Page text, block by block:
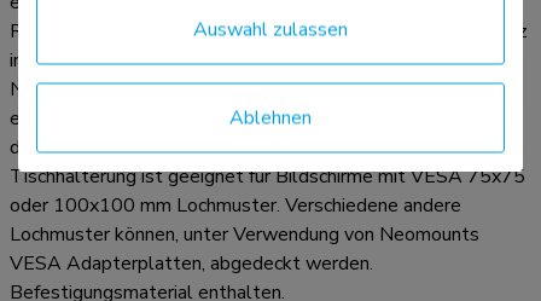
Rückenbeschwerden vermieden werden. Ideal für den Einsatz
in Büros und auf Theken oder in einem Empfangsbereich.
Neomounts NM-D135DBLACK hat drei Drehpunkten und
eignet sich für Bildschirme bis 27" (69 cm). Die Tragfähigkeit
dieses Produkts ist für zwei Bildschirme je 8 kg. Die
Tischhalterung ist geeignet für Bildschirme mit VESA 75x75
oder 100x100 mm Lochmuster. Verschiedene andere
Lochmuster können, unter Verwendung von Neomounts
VESA Adapterplatten, abgedeckt werden.
Befestigungsmaterial enthalten.
Ablehnen
Auswahl zulassen